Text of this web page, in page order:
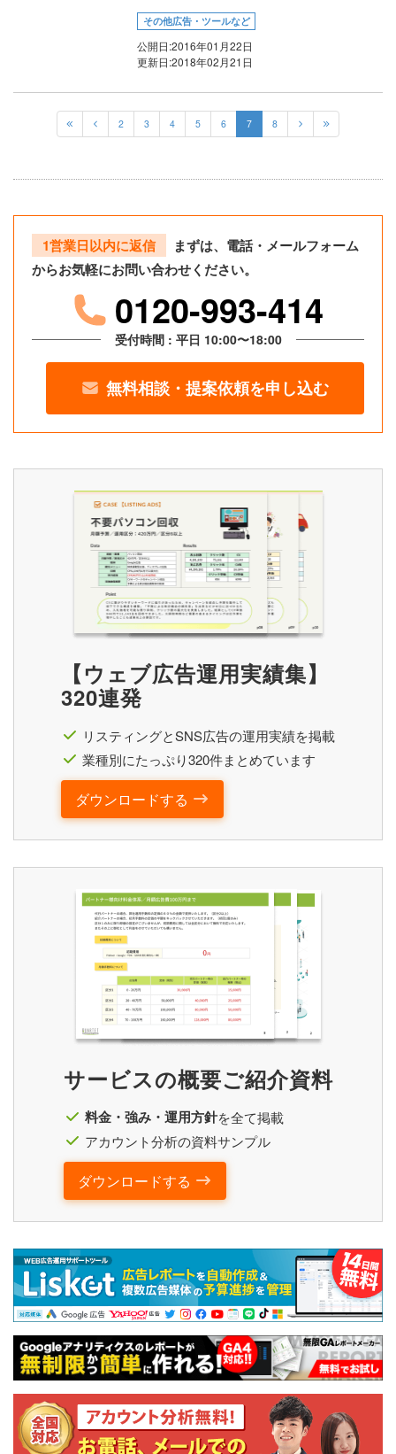
その他広告・ツールなど
公開日:2016年01月22日
更新日:2018年02月21日
2 3 4 5 6 7 8
1営業日以内に返信
まずは、電話・メールフォーム
からお気軽にお問い合わせください。
0120-993-414
受付時間 : 平日 10:00〜18:00
無料相談・提案依頼を申し込む
【ウェブ広告運用実績集】
320連発
リスティングとSNS広告の運用実績を掲載
業種別にたっぷり320件まとめています
ダウンロードする
サービスの概要ご紹介資料
料金・強み・運用方針を全て掲載
アカウント分析の資料サンプル
ダウンロードする